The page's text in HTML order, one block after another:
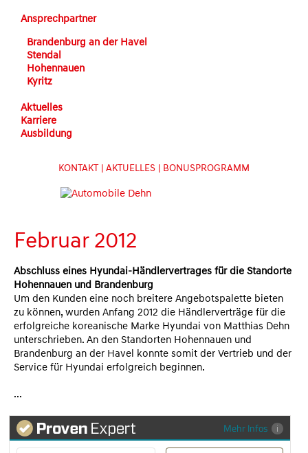
Ansprechpartner
Brandenburg an der Havel
Stendal
Hohennauen
Kyritz
Aktuelles
Karriere
Ausbildung
KONTAKT | AKTUELLES | BONUSPROGRAMM
Februar 2012
Abschluss eines Hyundai-Händlervertrages für die Standorte
Hohennauen und Brandenburg
Um den Kunden eine noch breitere Angebotspalette bieten
zu können, wurden Anfang 2012 die Händlerverträge für die
erfolgreiche koreanische Marke Hyundai von Matthias Dehn
unterschrieben. An den Standorten Hohennauen und
Brandenburg an der Havel konnte somit der Vertrieb und der
Service für Hyundai erfolgreich beginnen.
...
Mehr Infos